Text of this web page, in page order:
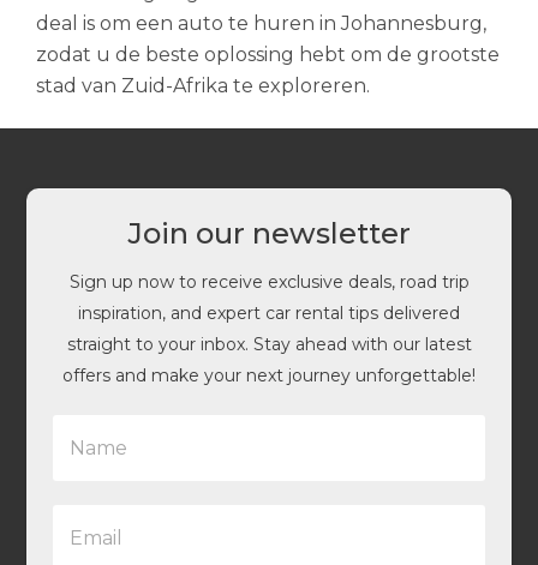
deal is om een auto te huren in Johannesburg,
zodat u de beste oplossing hebt om de grootste
stad van Zuid-Afrika te exploreren.
Join our newsletter
Sign up now to receive exclusive deals, road trip
inspiration, and expert car rental tips delivered
straight to your inbox. Stay ahead with our latest
offers and make your next journey unforgettable!